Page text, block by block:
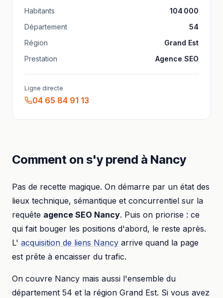
Habitants
104 000
Département
54
Région
Grand Est
Prestation
Agence SEO
Ligne directe
04 65 84 91 13
Comment on s'y prend à Nancy
Pas de recette magique. On démarre par un état des
lieux technique, sémantique et concurrentiel sur la
requête agence SEO Nancy. Puis on priorise : ce
qui fait bouger les positions d'abord, le reste après.
L' acquisition de liens Nancy arrive quand la page
est prête à encaisser du trafic.
On couvre Nancy mais aussi l'ensemble du
département 54 et la région Grand Est. Si vous avez